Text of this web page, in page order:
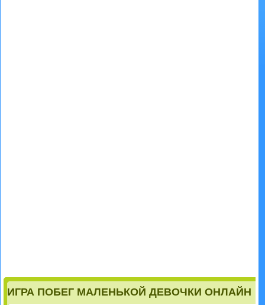
ИГРА ПОБЕГ МАЛЕНЬКОЙ ДЕВОЧКИ ОНЛАЙН